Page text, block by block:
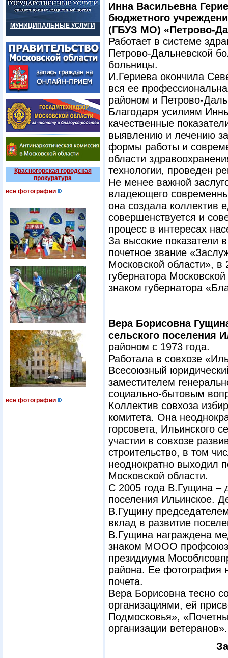
МУНИЦИПАЛЬНЫЕ УСЛУГИ
Красногорская городская
прокуратура
все фотографии
все фотографии
Инна Васильевна
бюджетного
(ГБУЗ МО) «Петрово-
Работает в системе
Петрово-Дальневской
больницы.
И.Гериева окончила
вся ее
районом и Петрово-
Благодаря усилиям
качественные
выявлению и лечению
формы работы и
области
технологии, проведен
Не менее важной
владеющего
она создала коллектив
совершенствуется и
процесс в интересах
За высокие показатели
почетное звание
Московской области», в
губернатора
знаком губернатора
Вера Борисовна
сельского поселения
районом с 1973 года.
Работала в совхозе
Всесоюзный
заместителем
социально-бытовым
Коллектив совхоза
комитета. Она
горсовета, Ильинского
участии в совхозе
строительство, в том
неоднократно выходил
Московской области.
С 2005 года В.Гущина –
поселения Ильинское.
В.Гущину
вклад в развитие
В.Гущина награждена
знаком МООО
президиума
района. Ее фотография
почета.
Вера Борисовна тесно
организациями, ей
Подмосковья»,
организации ветеранов».